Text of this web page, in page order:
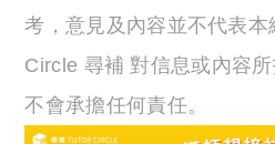
考，意見及內容並不代表
Circle 尋補 對信息或內容所
不會承擔任何責任。